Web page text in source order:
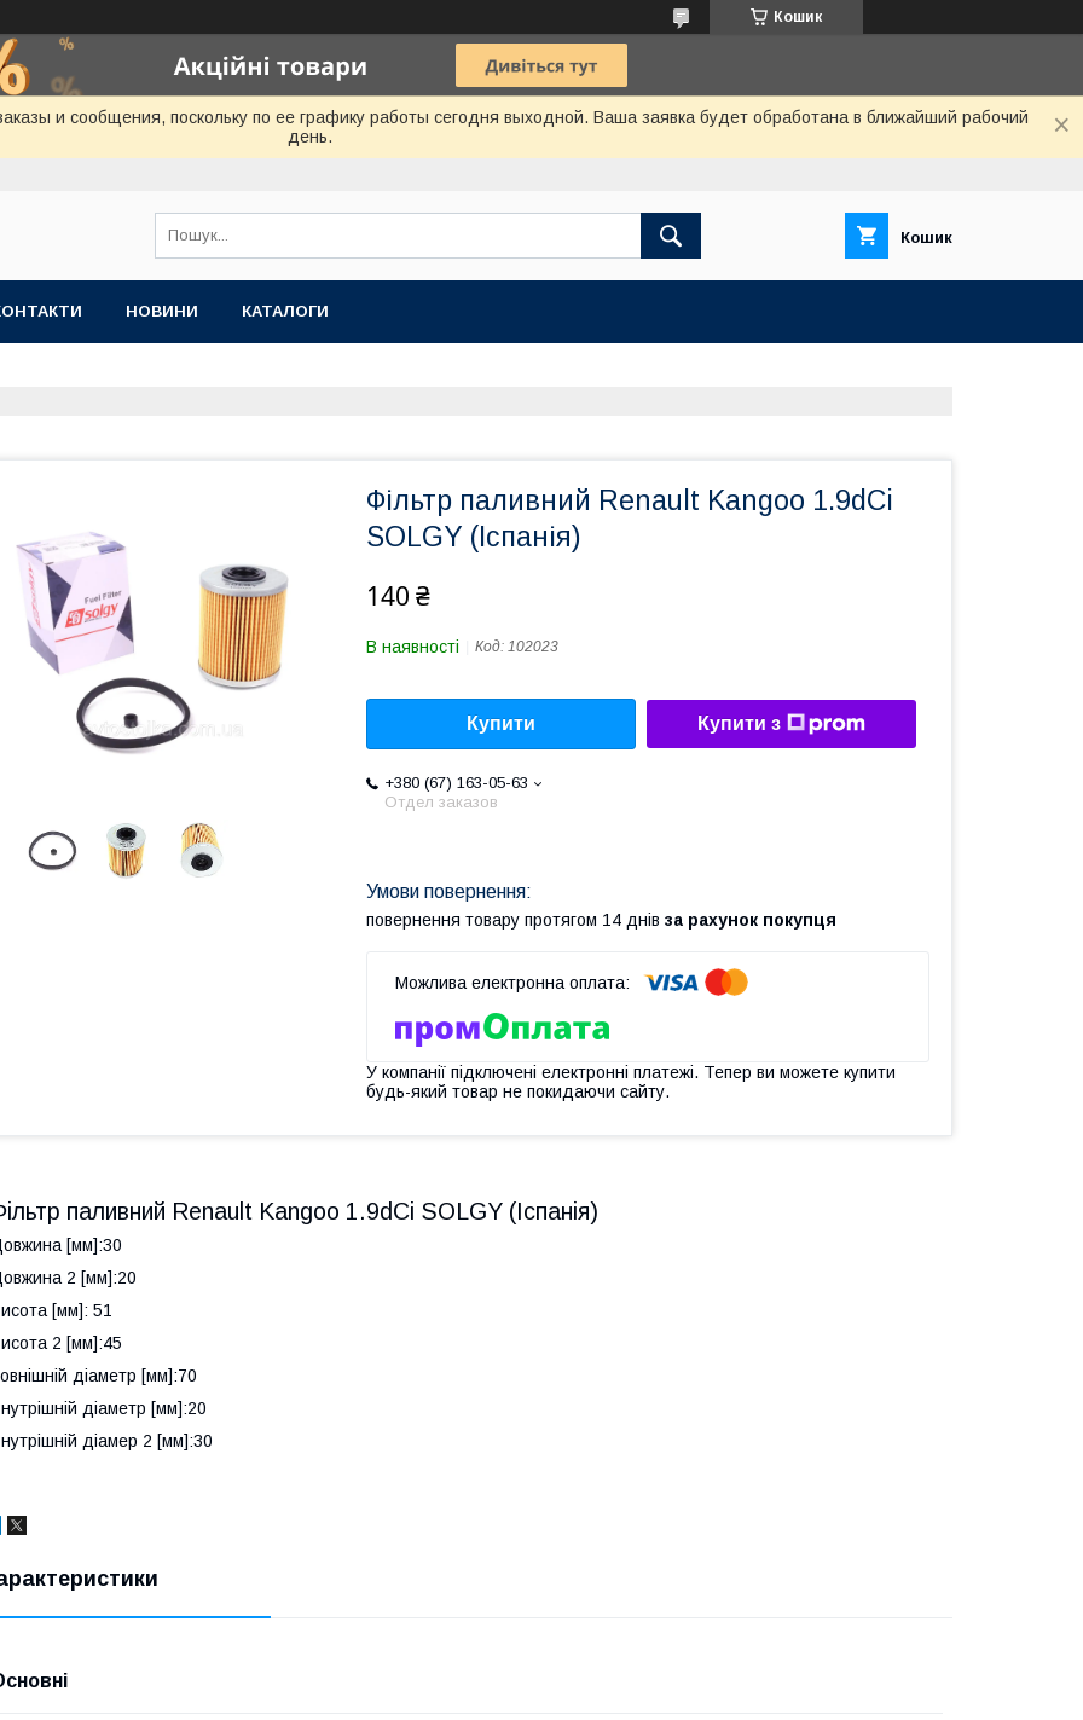
Кошик
и сообщения, поскольку по ее графику работы сегодня выходной. Ваша заявка будет обработана в ближайший рабочий
день.
Кошик
НОВИНИ КАТАЛОГИ
Фільтр паливний Renault Kangoo 1.9dCi
SOLGY (Іспанія)
140 ₴
В наявності Код: 102023
Купити Купити з
+380 (67) 163-05-63
Отдел заказов
повернення товару протягом 14 днів за рахунок покупця
У компанії підключені електронні платежі. Тепер ви можете купити
будь-який товар не покидаючи сайту.
паливний Renault Kangoo 1.9dCi SOLGY (Іспанія)
[мм]:30
2 [мм]:20
[мм]: 51
2 [мм]:45
діаметр [мм]:70
діаметр [мм]:20
діамер 2 [мм]:30